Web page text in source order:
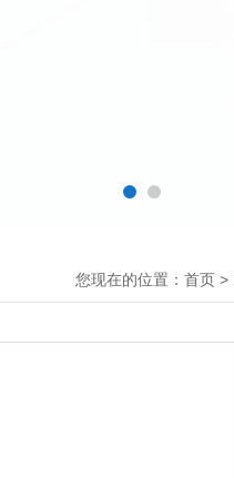
您现在的位置： 首页 >